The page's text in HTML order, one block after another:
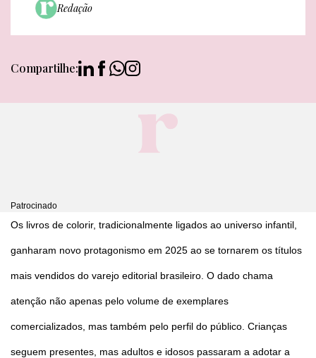
Redação
Compartilhe:
Patrocinado
Os livros de colorir, tradicionalmente ligados ao universo infantil,
ganharam novo protagonismo em 2025 ao se tornarem os títulos
mais vendidos do varejo editorial brasileiro. O dado chama
atenção não apenas pelo volume de exemplares
comercializados, mas também pelo perfil do público. Crianças
seguem presentes, mas adultos e idosos passaram a adotar a